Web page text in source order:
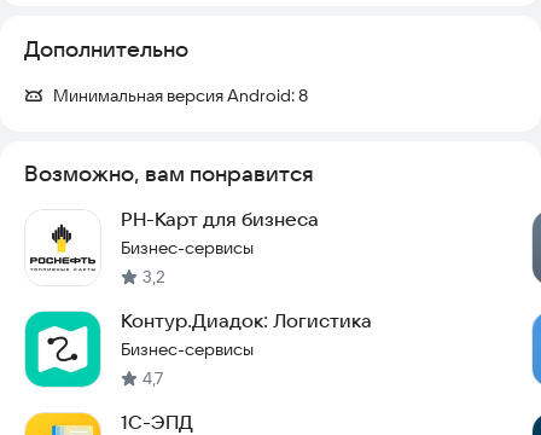
Дополнительно
Минимальная версия Android:8
Возможно, вам понравится
РН-Карт для бизнеса
Бизнес-сервисы
3,2
Контур.Диадок: Логистика
Бизнес-сервисы
4,7
1С-ЭПД